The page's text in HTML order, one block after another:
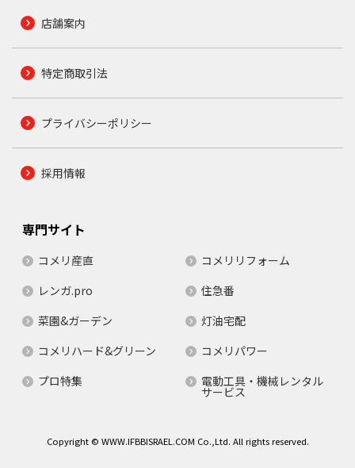
店舗案内
特定商取引法
プライバシーポリシー
採用情報
専門サイト
コメリ産直
コメリリフォーム
レンガ.pro
住急番
菜園&ガーデン
灯油宅配
コメリハード&グリーン
コメリパワー
プロ特集
電動工具・機械レンタル
サービス
Copyright © WWW.IFBBISRAEL.COM Co.,Ltd. All rights reserved.